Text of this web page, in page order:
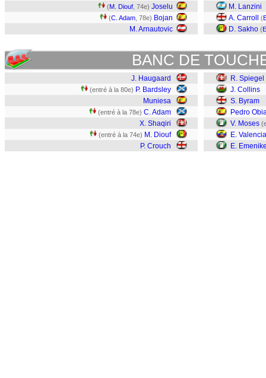
(M. Diouf , 74e) Joselu
(C. Adam , 78e) Bojan
M. Arnautovic
M. Lanzini
A. Carroll
(
D. Sakho (
BANC DE
J. Haugaard
(entré à la 80e) P. Bardsley
Muniesa
(entré à la 78e) C. Adam
X. Shaqiri
(entré à la 74e) M. Diouf
P. Crouch
R. Spiegel
J. Collins
S. Byram
Pedro
V. Moses
E. Valencia
E.